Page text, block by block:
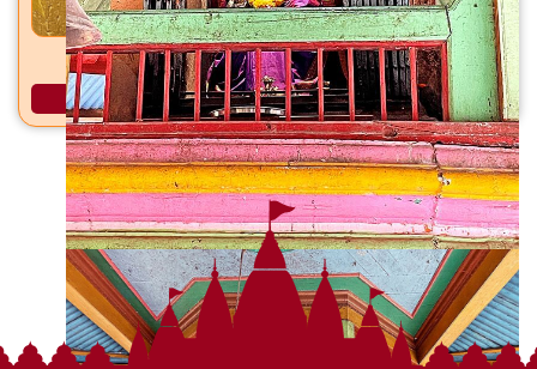
जानाई देवी राजाळे, ता. फलटण, जि. फलटण
अधिक माहिती